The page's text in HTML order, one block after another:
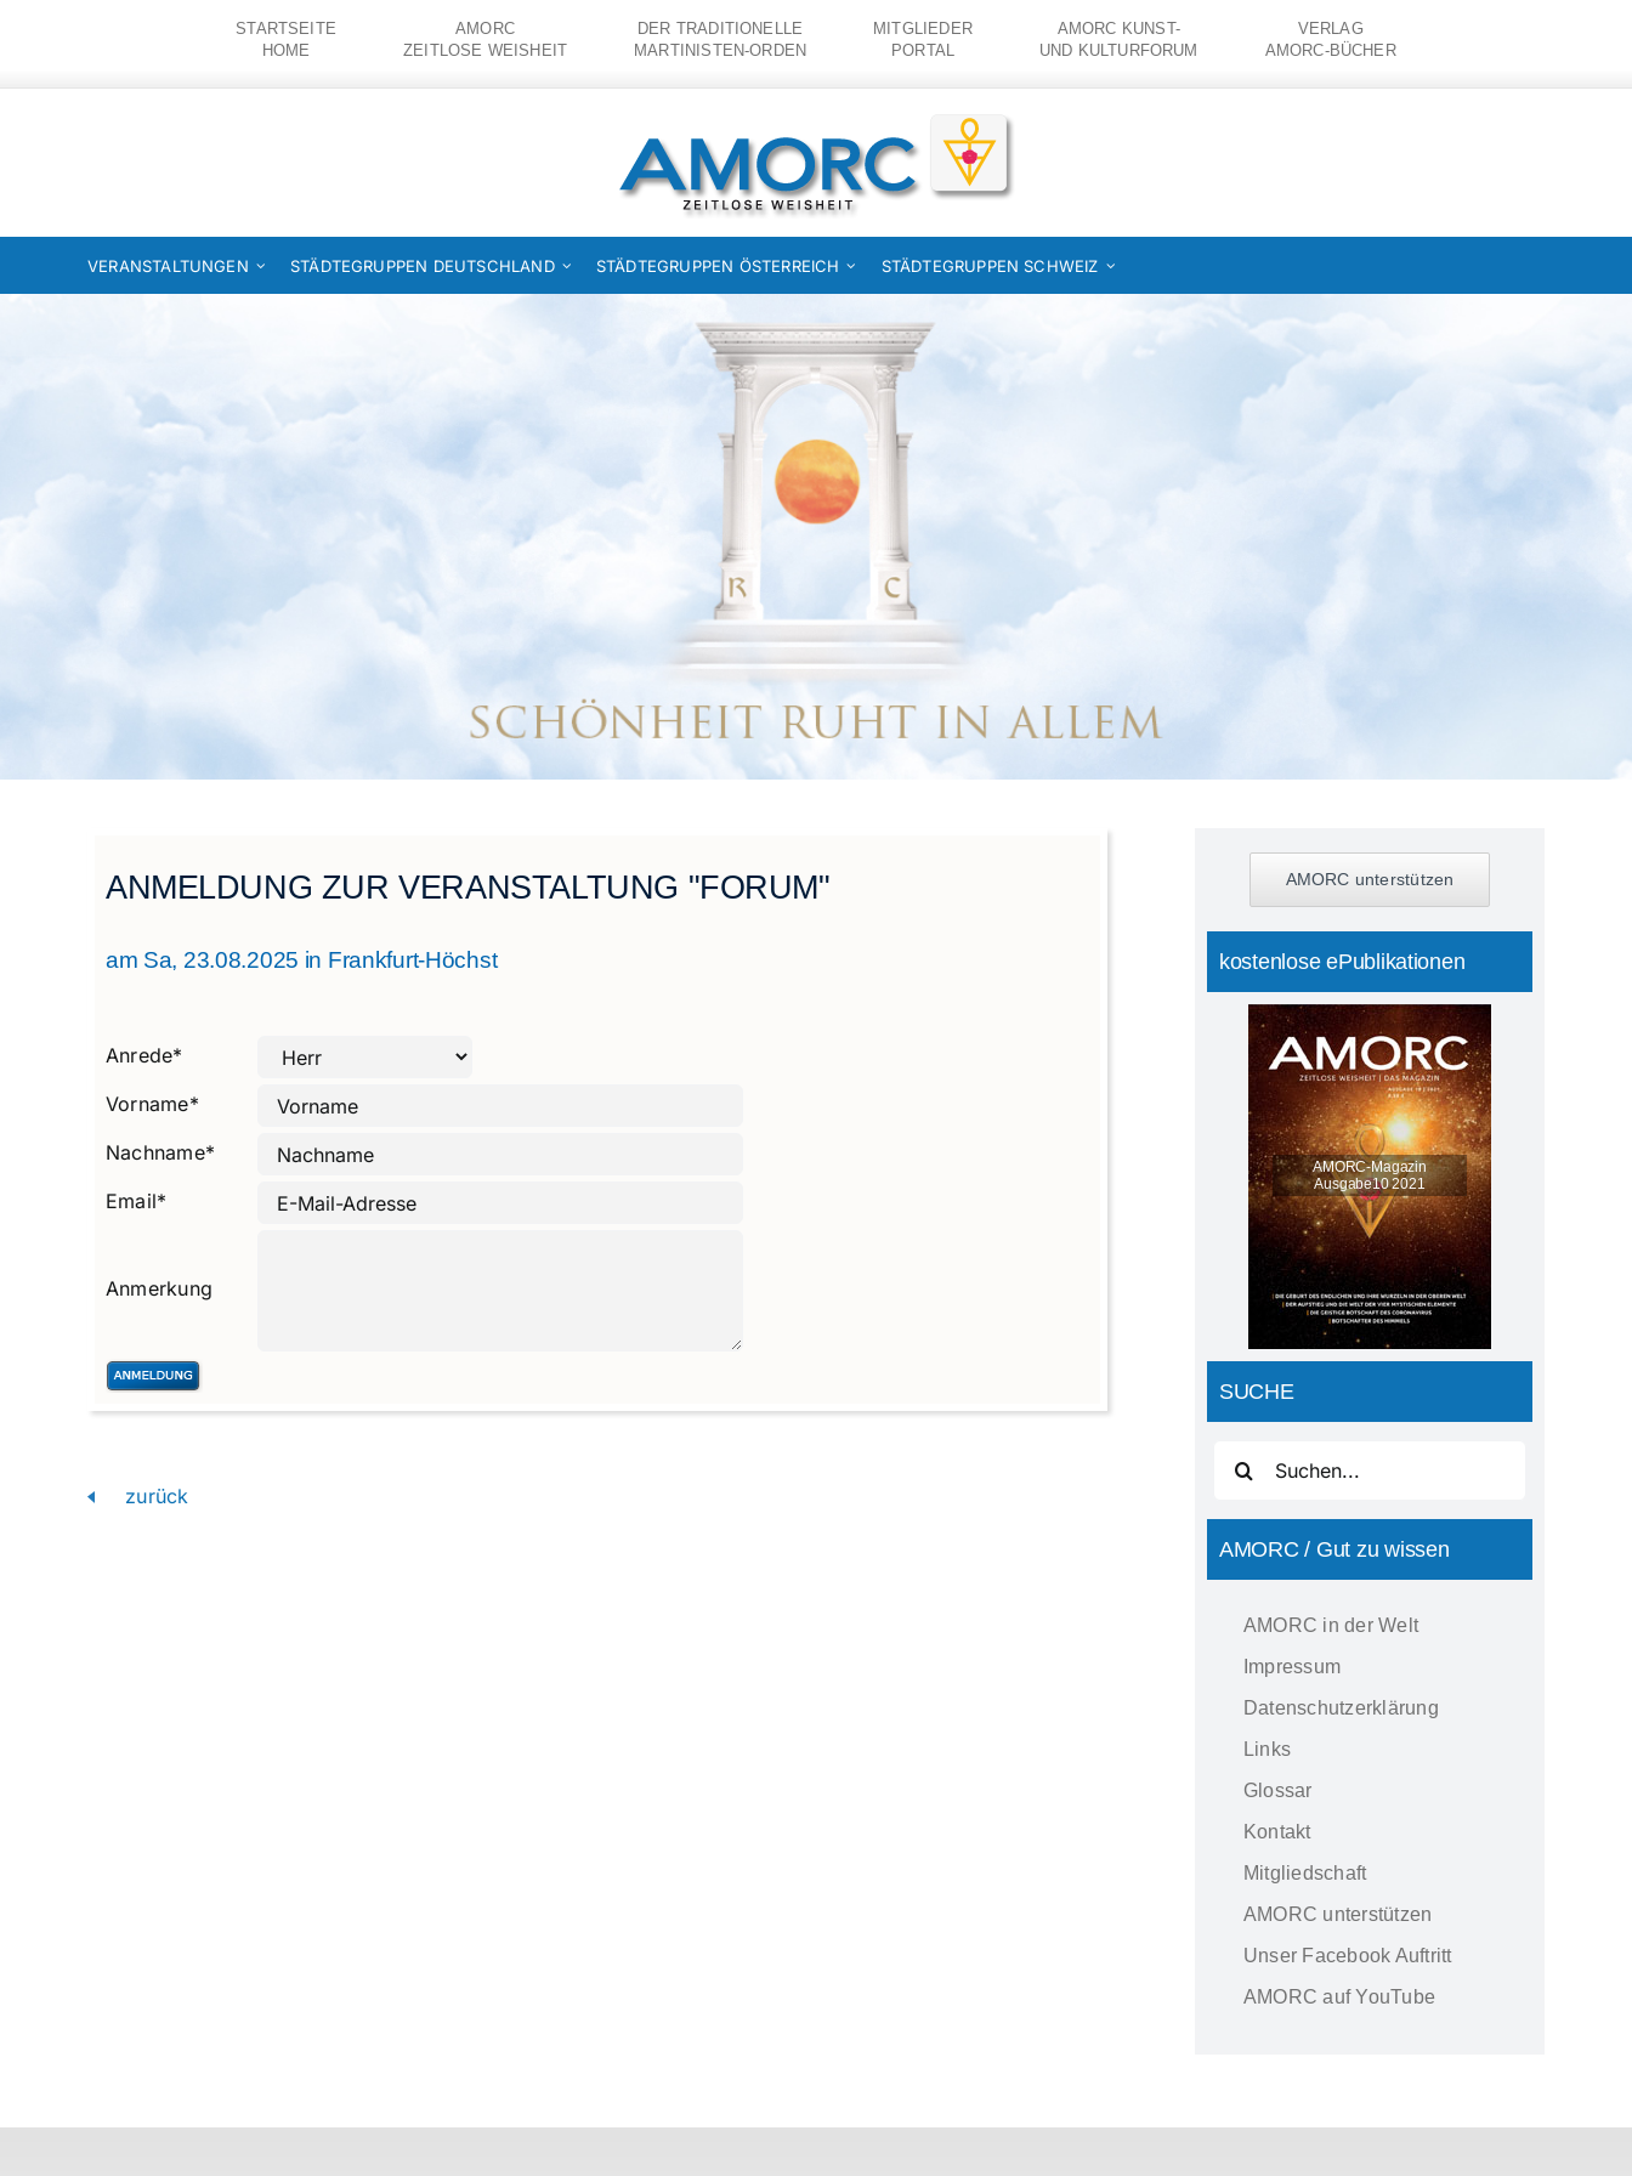
STARTSEITE
HOME
AMORC
ZEITLOSE WEISHEIT
DER TRADITIONELLE
MARTINISTEN-ORDEN
MITGLIEDER
PORTAL
AMORC KUNST-
UND KULTURFORUM
VERLAG
AMORC-BÜCHER
VERANSTALTUNGEN STÄDTEGRUPPEN DEUTSCHLAND STÄDTEGRUPPEN ÖSTERREICH STÄDTEGRUPPEN SCHWEIZ
ANMELDUNG ZUR VERANSTALTUNG "FORUM"
am Sa, 23.08.2025 in Frankfurt-Höchst
Anrede*
Vorname*
Nachname*
Email*
Anmerkung
zurück
AMORC unterstützen
kostenlose ePublikationen
AMORC-Magazin
Ausgabe10 2021
SUCHE
nach:
AMORC / Gut zu wissen
AMORC in der Welt
Impressum
Datenschutzerklärung
Links
Glossar
Kontakt
Mitgliedschaft
AMORC unterstützen
Unser Facebook Auftritt
AMORC auf YouTube